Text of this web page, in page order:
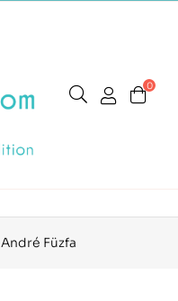
0
André Füzfa